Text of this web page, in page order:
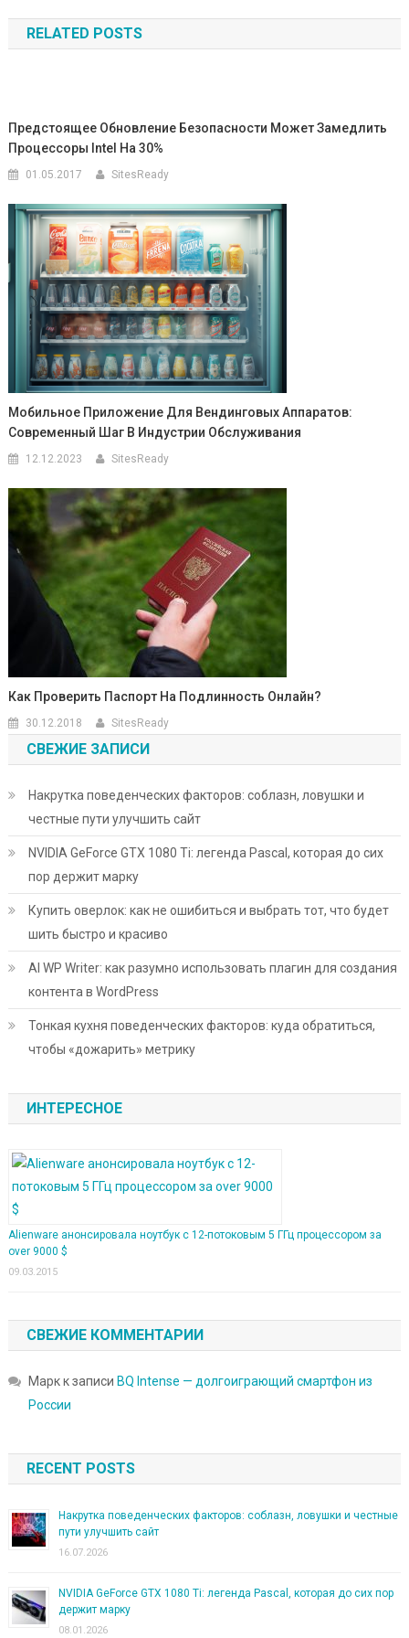
по
записям
RELATED POSTS
Предстоящее Обновление Безопасности Может Замедлить
Процессоры Intel На 30%
01.05.2017 SitesReady
Мобильное Приложение Для Вендинговых Аппаратов:
Современный Шаг В Индустрии Обслуживания
12.12.2023 SitesReady
Как Проверить Паспорт На Подлинность Онлайн?
30.12.2018 SitesReady
СВЕЖИЕ ЗАПИСИ
Накрутка поведенческих факторов: соблазн, ловушки и
честные пути улучшить сайт
NVIDIA GeForce GTX 1080 Ti: легенда Pascal, которая до сих
пор держит марку
Купить оверлок: как не ошибиться и выбрать тот, что будет
шить быстро и красиво
AI WP Writer: как разумно использовать плагин для создания
контента в WordPress
Тонкая кухня поведенческих факторов: куда обратиться,
чтобы «дожарить» метрику
ИНТЕРЕСНОЕ
Alienware анонсировала ноутбук с 12-потоковым 5 ГГц процессором за
over 9000 $
09.03.2015
СВЕЖИЕ КОММЕНТАРИИ
Маркк записи BQ Intense — долгоиграющий смартфон из
России
RECENT POSTS
Накрутка поведенческих факторов: соблазн, ловушки и честные
пути улучшить сайт
16.07.2026
NVIDIA GeForce GTX 1080 Ti: легенда Pascal, которая до сих пор
держит марку
08.01.2026